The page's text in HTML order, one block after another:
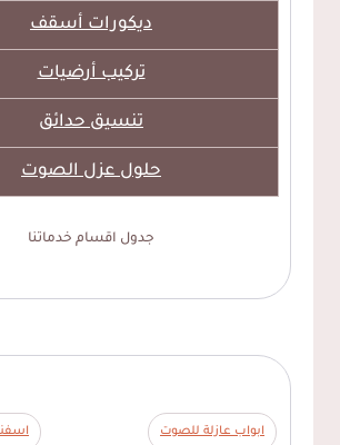
ديكورات أسقف
تركيب أرضيات
تنسيق حدائق
حلول عزل الصوت
جدول اقسام خدماتنا
ابواب عازلة للصوت